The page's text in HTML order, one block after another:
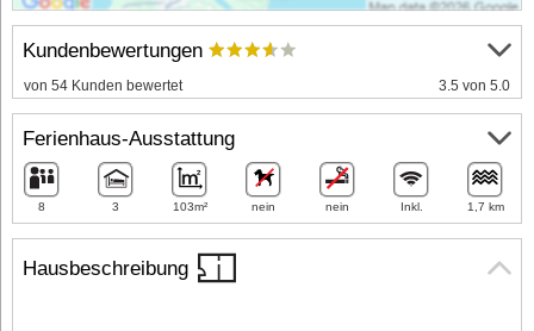
Hausbeschreibung
Kundenbewertungen
von 54 Kunden bewertet 3.5 von 5.0
Ferienhaus-Ausstattung
8 3 103m² nein nein Inkl. 1,7 km